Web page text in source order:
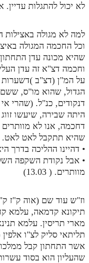
לא יכול להתגלות
למה לא מגולה באצילות
וכל החכמה המגולה
שהיא מכונה עדן
וחכמה דצ"א זה עדן
על המ"ן (דצ"ב
הגדול, שהוא מו"ס, ששם
דנקודים, כנ"ל. (שהרי
היתה שבירה, שיעשו
דחכמה, אנו לא
שהיא תתקבל לאט לאט.
• דהיינו ההליכה בדרך
• אבל נקודת השקפה
מוותרים. ( 13.03)
וז"ש עוד שם (אוה ק"ז
תיקונא קדמאה, עלמא
מארי תריסין. עלמא
תליתאי סליק לצ"ו
אשר התחתון קבל
שהעליון הוא בסוד